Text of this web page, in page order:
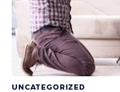
UNCATEGORIZED